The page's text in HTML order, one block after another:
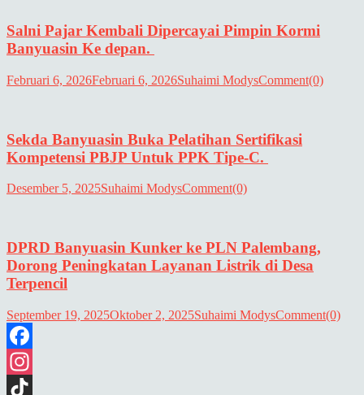
Salni Pajar Kembali Dipercayai Pimpin Kormi
Banyuasin Ke depan.
Februari 6, 2026Februari 6, 2026Suhaimi ModysComment(0)
Sekda Banyuasin Buka Pelatihan Sertifikasi
Kompetensi PBJP Untuk PPK Tipe-C.
Desember 5, 2025Suhaimi ModysComment(0)
DPRD Banyuasin Kunker ke PLN Palembang,
Dorong Peningkatan Layanan Listrik di Desa
Terpencil
September 19, 2025Oktober 2, 2025Suhaimi ModysComment(0)
Facebook
Instagram